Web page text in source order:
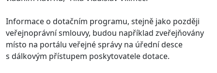
Informace o dotačním programu, stejně jako později
veřejnoprávní smlouvy, budou například zveřejňovány
místo na portálu veřejné správy na úřední desce
s dálkovým přístupem poskytovatele dotace.